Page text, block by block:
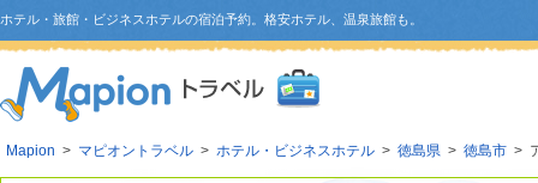
ホテル・旅館・ビジネスホテルの宿泊予約。格安ホテル、温泉旅館も。
Mapion > マピオントラベル > ホテル・ビジネスホテル > 徳島県 > 徳島市 >